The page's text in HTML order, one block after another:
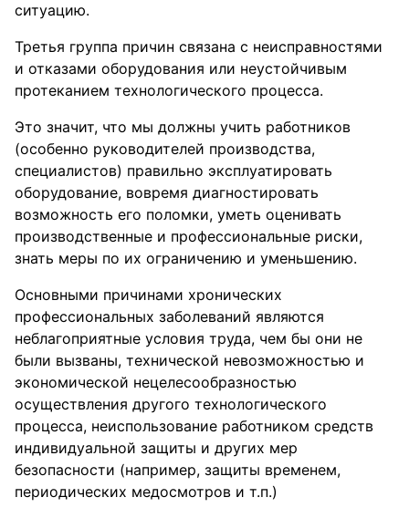
ситуацию.
Третья группа причин связана с неисправностями
и отказами оборудования или неустойчивым
протеканием технологического процесса.
Это значит, что мы должны учить работников
(особенно руководителей производства,
специалистов) правильно эксплуатировать
оборудование, вовремя диагностировать
возможность его поломки, уметь оценивать
производственные и профессиональные риски,
знать меры по их ограничению и уменьшению.
Основными причинами хронических
профессиональных заболеваний являются
неблагоприятные условия труда, чем бы они не
были вызваны, технической невозможностью и
экономической нецелесообразностью
осуществления другого технологического
процесса, неиспользование работником средств
индивидуальной защиты и других мер
безопасности (например, защиты временем,
периодических медосмотров и т.п.)